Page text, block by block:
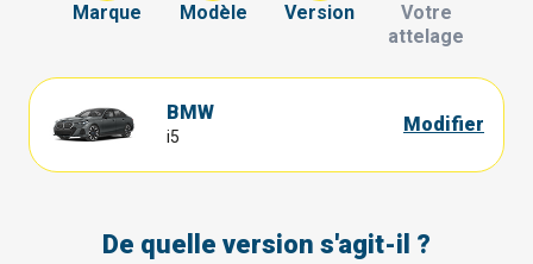
Marque Modèle Version
Votre
attelage
BMW
i5
Modifier
De quelle version s'agit-il ?